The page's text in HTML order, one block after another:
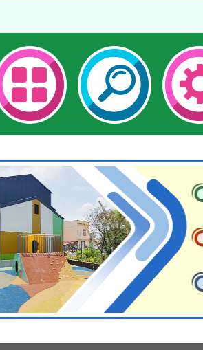
學年度第2次
結果公告(無人
動共學行動站研